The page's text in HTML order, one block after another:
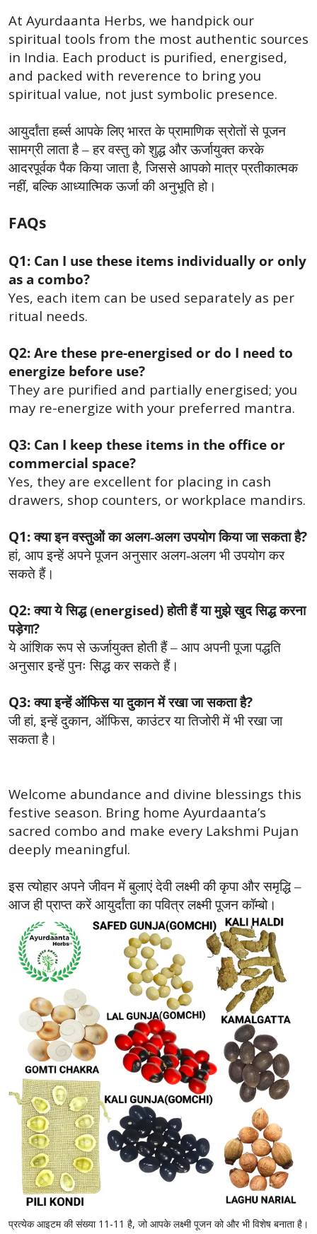
At Ayurdaanta Herbs, we handpick our
spiritual tools from the most authentic sources
in India. Each product is purified, energised,
and packed with reverence to bring you
spiritual value, not just symbolic presence.
आयुर्दांता हर्ब्स आपके लिए भारत के प्रामाणिक स्रोतों से पूजन
सामग्री लाता है – हर वस्तु को शुद्ध और ऊर्जायुक्त करके
आदरपूर्वक पैक किया जाता है,जिससे आपको मात्र प्रतीकात्मक
नहीं,बल्कि आध्यात्मिक ऊर्जा की अनुभूति हो।
FAQs
Q1: Can I use these items individually or only
as a combo?
Yes, each item can be used separately as per
ritual needs.
Q2: Are these pre-energised or do I need to
energize before use?
They are purified and partially energised; you
may re-energize with your preferred mantra.
Q3: Can I keep these items in the office or
commercial space?
Yes, they are excellent for placing in cash
drawers, shop counters, or workplace mandirs.
Q1:क्या इन वस्तुओं का अलग-अलग उपयोग किया जा सकता है?
हां, आप इन्हें अपने पूजन अनुसार अलग-अलग भी उपयोग कर
सकते हैं।
Q2:क्या ये सिद्ध (energised)होती हैं या मुझे खुद सिद्ध करना
पड़ेगा?
ये आंशिक रूप से ऊर्जायुक्त होती हैं – आप अपनी पूजा पद्धति
अनुसार इन्हें पुनः सिद्ध कर सकते हैं।
Q3:क्या इन्हें ऑफिस या दुकान में रखा जा सकता है?
जी हां,इन्हें दुकान, ऑफिस,काउंटर या तिजोरी में भी रखा जा
सकता है।
Welcome abundance and divine blessings this
festive season. Bring home Ayurdaanta’s
sacred combo and make every Lakshmi Pujan
deeply meaningful.
इस त्योहार अपने जीवन में बुलाएं देवी लक्ष्मी की कृपा और समृद्धि –
आज ही प्राप्त करें आयुर्दांता का पवित्र लक्ष्मी पूजन कॉम्बो।
प्रत्येक आइटम की संख्या 11-11 है, जो आपके लक्ष्मी पूजन को और भी विशेष बनाता है।